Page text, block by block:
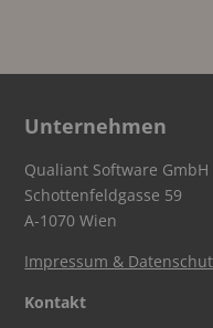
Unternehmen
Qualiant Software GmbH
Schottenfeldgasse 59
A-1070 Wien
Impressum &
Kontakt